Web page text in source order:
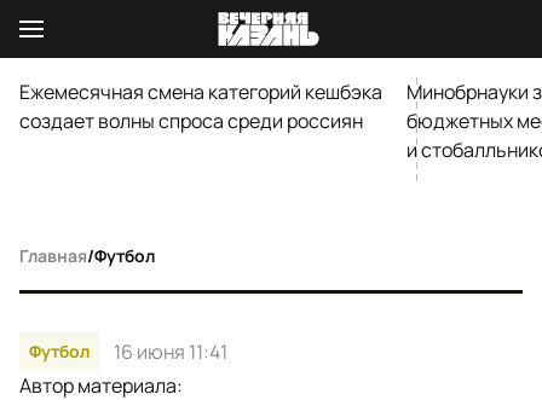
Ежемесячная смена категорий кешбэка
создает волны спроса среди россиян
Минобрнауки
бюджетных
и
Главная/Футбол
Футбол
16 июня 11:41
Автор материала: